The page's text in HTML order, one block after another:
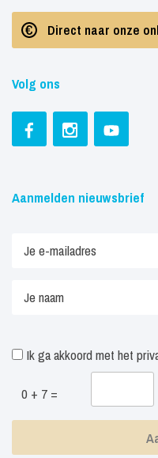
Direct naar onze
Volg ons
Aanmelden nieuwsbrief
Ik ga akkoord met het
0 + 7 =